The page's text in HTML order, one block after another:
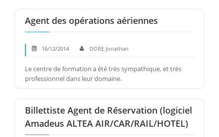
Agent des opérations aériennes
16/12/2014 DORE Jonathan
Le centre de formation a été très sympathique, et très
professionnel dans leur domaine.
Billettiste Agent de Réservation (logiciel
Amadeus ALTEA AIR/CAR/RAIL/HOTEL)